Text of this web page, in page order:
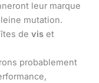
leur marque
mutation.
de vis et
probablement